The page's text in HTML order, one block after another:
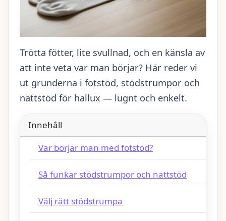
Trötta fötter, lite svullnad, och en känsla av
att inte veta var man börjar? Här reder vi
ut grunderna i fotstöd, stödstrumpor och
nattstöd för hallux — lugnt och enkelt.
Innehåll
Var börjar man med fotstöd?
Så funkar stödstrumpor och nattstöd
Välj rätt stödstrumpa